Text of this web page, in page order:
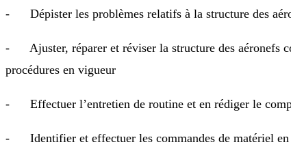
- Dépister les problèmes relatifs à la structure des
- Ajuster, réparer et réviser la structure des aéronefs
procédures en vigueur
- Effectuer l’entretien de routine et en rédiger le
- Identifier et effectuer les commandes de matériel en